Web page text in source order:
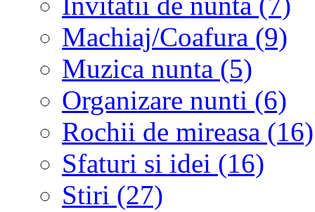
Machiaj/Coafura (9)
Muzica nunta (5)
Organizare nunti (6)
Rochii de mireasa (16)
Sfaturi si idei (16)
Stiri (27)